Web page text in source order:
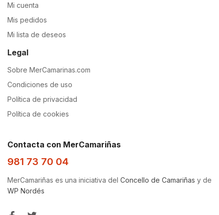
Mi cuenta
Mis pedidos
Mi lista de deseos
Legal
Sobre MerCamarinas.com
Condiciones de uso
Política de privacidad
Política de cookies
Contacta con MerCamariñas
981 73 70 04
MerCamariñas es una iniciativa del Concello de Camariñas y de
WP Nordés